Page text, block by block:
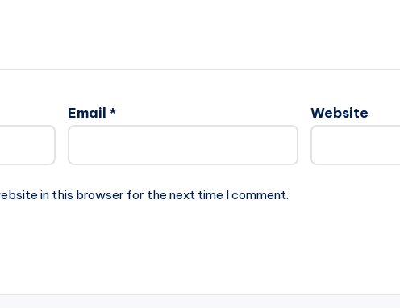
Email* Website
in this browser for the next time I comment.